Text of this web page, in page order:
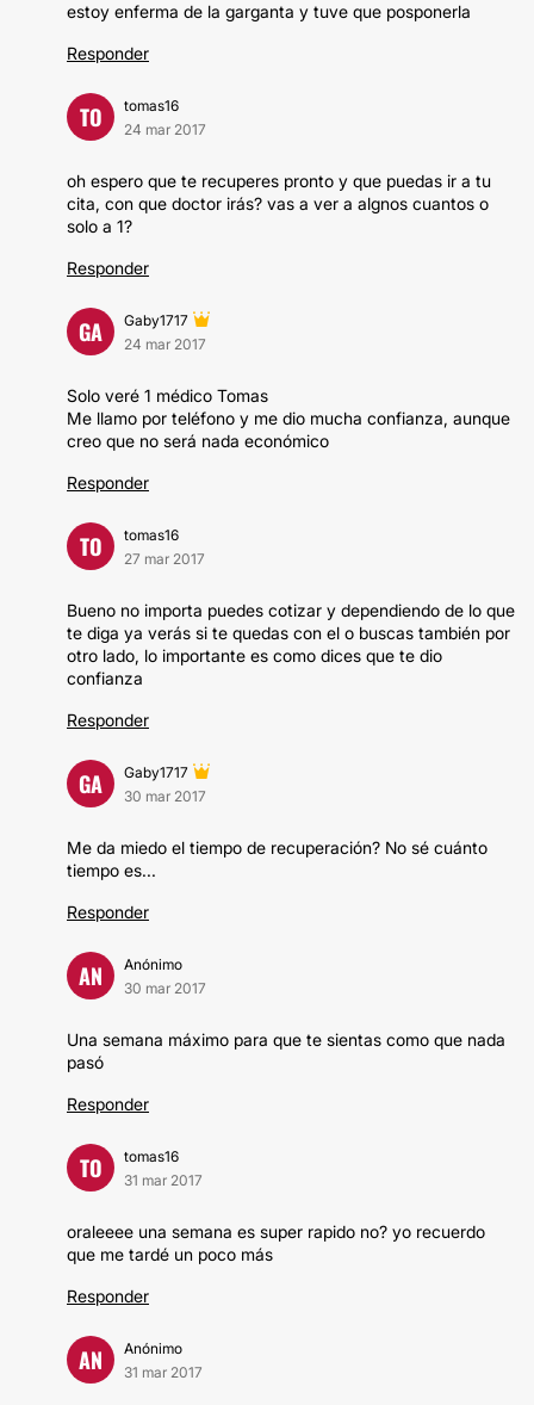
estoy enferma de la garganta y tuve que posponerla
Responder
TO
tomas16
24 mar 2017
oh espero que te recuperes pronto y que puedas ir a tu
cita, con que doctor irás? vas a ver a algnos cuantos o
solo a 1?
Responder
GA
Gaby1717
24 mar 2017
Solo veré 1 médico Tomas
Me llamo por teléfono y me dio mucha confianza, aunque
creo que no será nada económico
Responder
TO
tomas16
27 mar 2017
Bueno no importa puedes cotizar y dependiendo de lo que
te diga ya verás si te quedas con el o buscas también por
otro lado, lo importante es como dices que te dio
confianza
Responder
GA
Gaby1717
30 mar 2017
Me da miedo el tiempo de recuperación? No sé cuánto
tiempo es...
Responder
AN
Anónimo
30 mar 2017
Una semana máximo para que te sientas como que nada
pasó
Responder
TO
tomas16
31 mar 2017
oraleeee una semana es super rapido no? yo recuerdo
que me tardé un poco más
Responder
AN
Anónimo
31 mar 2017